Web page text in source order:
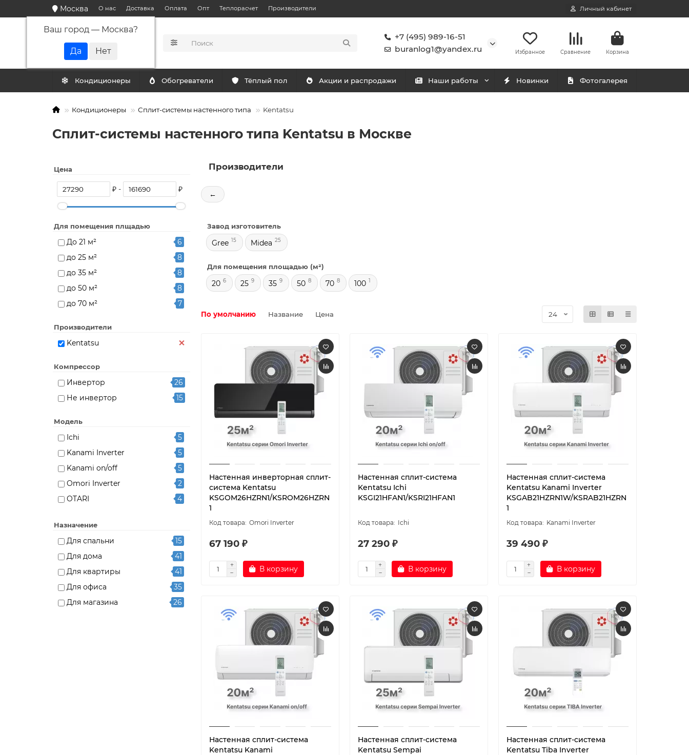
Москва
Ваш город — Москва?
О нас Доставка Оплата Опт Теплорасчет Производители Личный кабинет
+7 (495) 989-16-51
buranlog1@yandex.ru
Избранное Сравнение Корзина
Кондиционеры Обогреватели Тёплый пол Акции и распродажи Наши работы Новинки Фотогалерея
Кондиционеры Сплит-системы настенного типа Kentatsu
Сплит-системы настенного типа Kentatsu в Москве
Цена
₽ - ₽
Для помещения плщадью
До 21 м²
6
до 25 м²
8
до 35 м²
8
до 50 м²
8
до 70 м²
7
Производители
Kentatsu
Компрессор
Инвертор
26
Не инвертор
15
Модель
Ichi
5
Kanami Inverter
5
Kanami on/off
5
Omori Inverter
2
OTARI
4
TIBA Inverter
TIBA on/off
5
YUKI
5
Назначение
Для спальни
15
Для дома
41
Для квартиры
41
Для офиса
35
Для магазина
26
Производители
←
Завод изготовитель
Gree 15 Midea 25
Для помещения площадью (м²)
20 6 25 9 35 9 50 8 70 8 100 1
По умолчанию Название Цена
Настенная инверторная сплит-
система Kentatsu
KSGOM26HZRN1/KSROM26HZRN
1
Omori Inverter
67 190 ₽
В корзину
Настенная сплит-система
Kentatsu Ichi
KSGI21HFAN1/KSRI21HFAN1
Ichi
27 290 ₽
В корзину
Настенная сплит-система
Kentatsu Kanami Inverter
KSGAB21HZRN1W/KSRAB21HZRN
1
Kanami Inverter
39 490 ₽
В корзину
Настенная сплит-система
Kentatsu Kanami
Настенная сплит-система
Kentatsu Sempai
Настенная сплит-система
Kentatsu Tiba Inverter